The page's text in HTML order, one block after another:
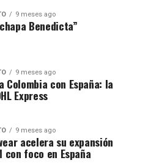
9 meses ago
Benedicta”
9 meses ago
Colombia con España: la
Express
9 meses ago
acelera su expansión
foco en España